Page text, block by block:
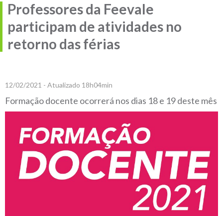
Professores da Feevale
participam de atividades no
retorno das férias
12/02/2021 - Atualizado 18h04min
Formação docente ocorrerá nos dias 18 e 19 deste mês